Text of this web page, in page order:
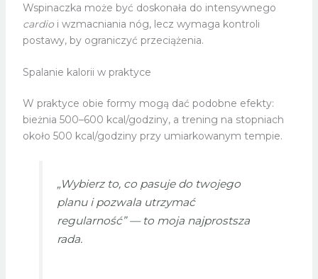
Wspinaczka może być doskonała do intensywnego
cardioi wzmacniania nóg, lecz wymaga kontroli
postawy, by ograniczyć przeciążenia.
Spalanie kalorii w praktyce
W praktyce obie formy mogą dać podobne efekty:
bieżnia 500–600 kcal/godziny, a trening na stopniach
około 500 kcal/godziny przy umiarkowanym tempie.
„Wybierz to, co pasuje do twojego
planu i pozwala utrzymać
regularność” — to moja najprostsza
rada.